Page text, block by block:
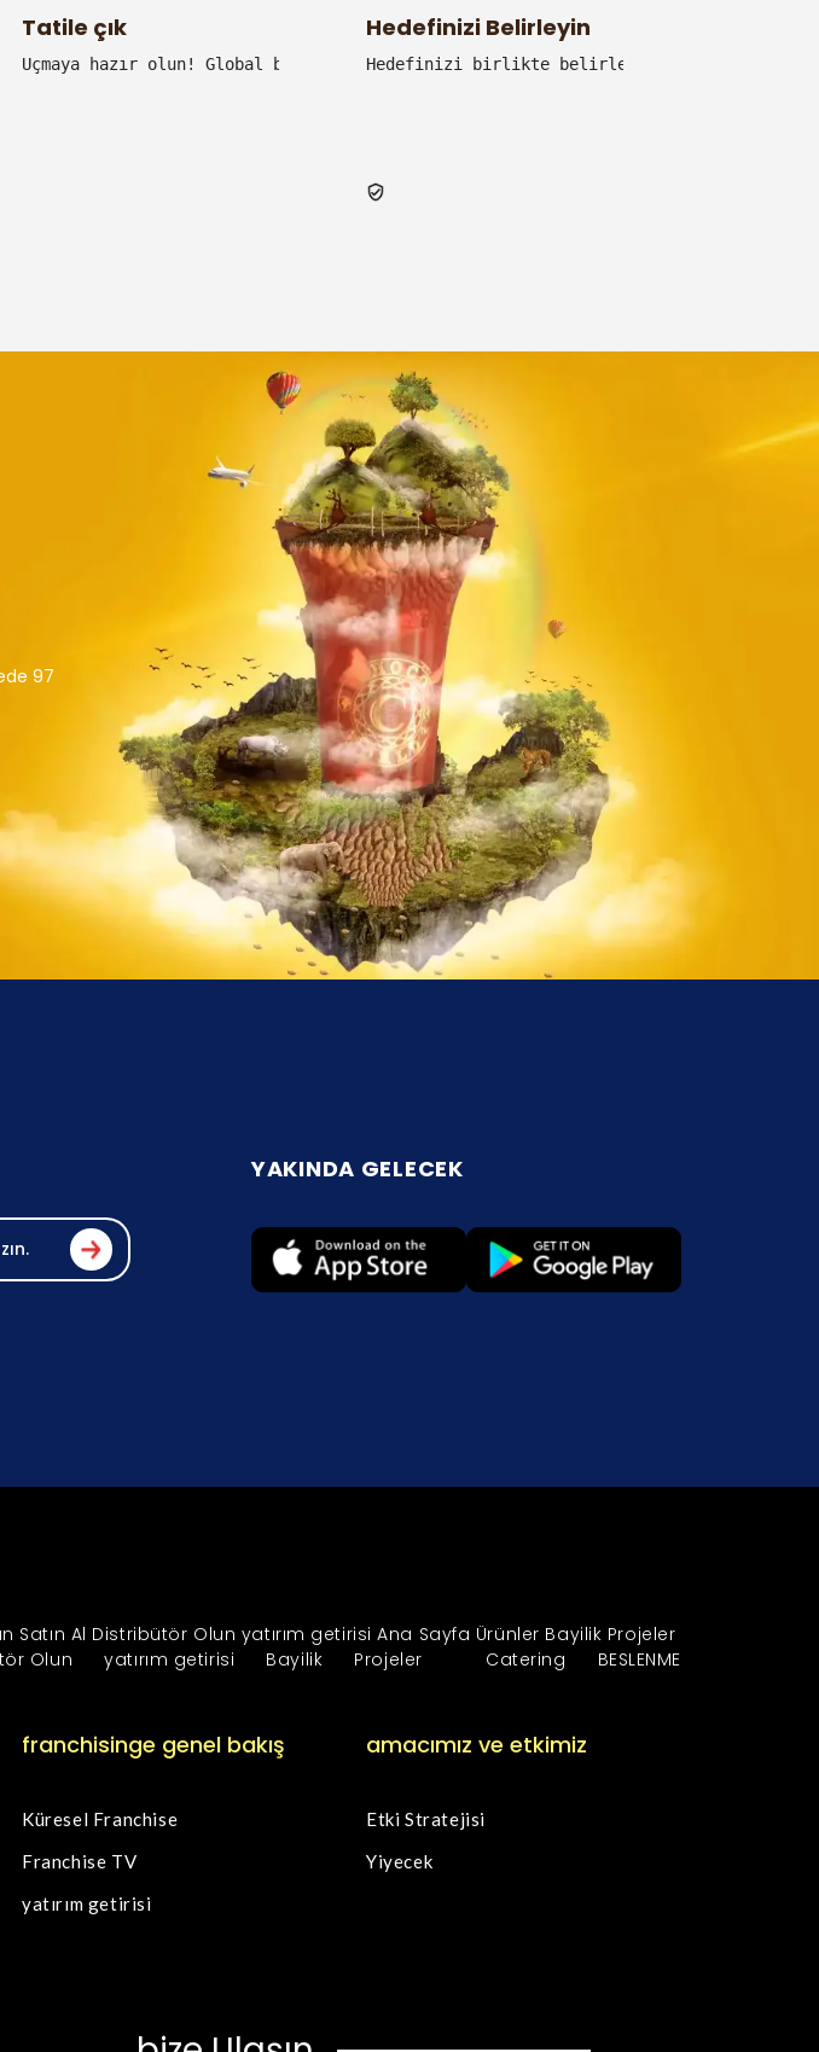
yetenekler kazanabilirsiniz. Biz izci değiliz, yeteneklerin ustasıyız.
Tatile çık
Uçmaya hazır olun! Global bir marka olmanın bir diğer avantajı da seyahattir.
Hedefinizi Belirleyin
Hedefinizi birlikte belirleyelim ve yakalayalım
97
YAKINDA GELECEK
Satın Al Distribütör Olun yatırım getirisi Ana Sayfa Ürünler Bayilik Projeler
Olun yatırım getirisi Bayilik Projeler Catering BESLENME
franchisinge genel bakış
Küresel Franchise
Franchise TV
yatırım getirisi
amacımız ve etkimiz
Etki Stratejisi
Yiyecek